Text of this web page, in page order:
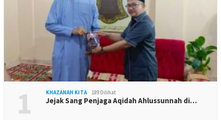
1 KHAZANAH KITA 189 Dilihat
Jejak Sang Penjaga Aqidah Ahlussunnah di…